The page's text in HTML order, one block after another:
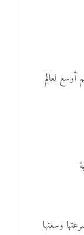
لعالم
وسعتها